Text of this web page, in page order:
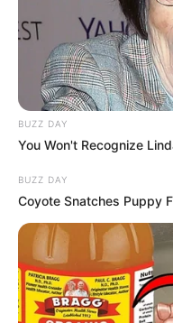
BUZZ DAY
You Won't Recognize
BUZZ DAY
Coyote Snatches Puppy